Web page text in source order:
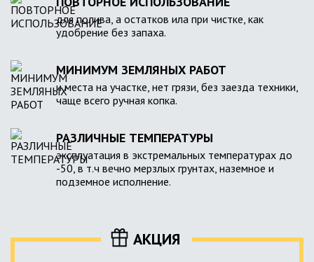
для полива, а остатков ила при чистке, как
удобрение без запаха.
МИНИМУМ ЗЕМЛЯНЫХ РАБОТ
и места на участке, нет грязи, без заезда техники,
чаще всего ручная копка.
РАЗЛИЧНЫЕ ТЕМПЕРАТУРЫ
эксплуатация в экстремальных температурах до
-50, в т.ч вечно мерзлых грунтах, наземное и
подземное исполнение.
АКЦИЯ